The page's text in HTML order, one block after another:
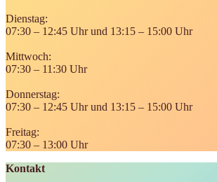
Dienstag:
07:30 – 12:45 Uhr und 13:15 – 15:00 Uhr
Mittwoch:
07:30 – 11:30 Uhr
Donnerstag:
07:30 – 12:45 Uhr und 13:15 – 15:00 Uhr
Freitag:
07:30 – 13:00 Uhr
Kontakt